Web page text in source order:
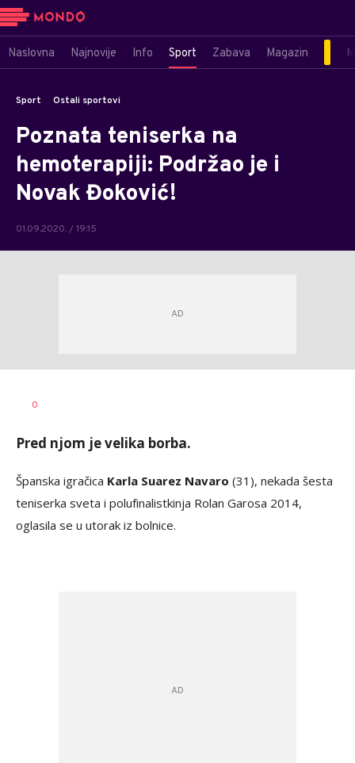
Naslovna Najnovije Info Sport Zabava Magazin
Sport Ostali sportovi
Poznata teniserka na
hemoterapiji: Podržao je i
Novak Đoković!
01.09.2020. / 19:15
AUTOR
0
Pred njom je velika borba.
Španska igračica Karla Suarez Navaro (31), nekada šesta
teniserka sveta i polufinalistkinja Rolan Garosa 2014,
oglasila se u utorak iz bolnice.